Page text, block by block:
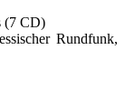
(7 CD)
Rundfunk,